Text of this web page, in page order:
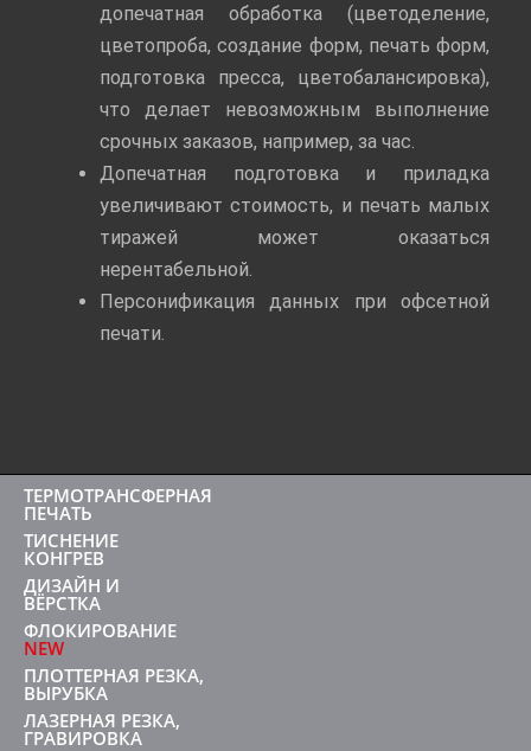
допечатная обработка (цветоделение,
цветопроба, создание форм, печать форм,
подготовка пресса, цветобалансировка),
что делает невозможным выполнение
срочных заказов, например, за час.
Допечатная подготовка и приладка
увеличивают стоимость, и печать малых
тиражей может оказаться
нерентабельной.
Персонификация данных при офсетной
печати.
ТЕРМОТРАНСФЕРНАЯ
ПЕЧАТЬ
ТИСНЕНИЕ
КОНГРЕВ
ДИЗАЙН И
ВЁРСТКА
ФЛОКИРОВАНИЕ
NEW
ПЛОТТЕРНАЯ РЕЗКА,
ВЫРУБКА
ЛАЗЕРНАЯ РЕЗКА,
ГРАВИРОВКА